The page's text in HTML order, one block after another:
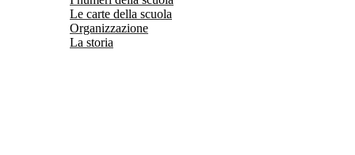
Le carte della scuola
Organizzazione
La storia